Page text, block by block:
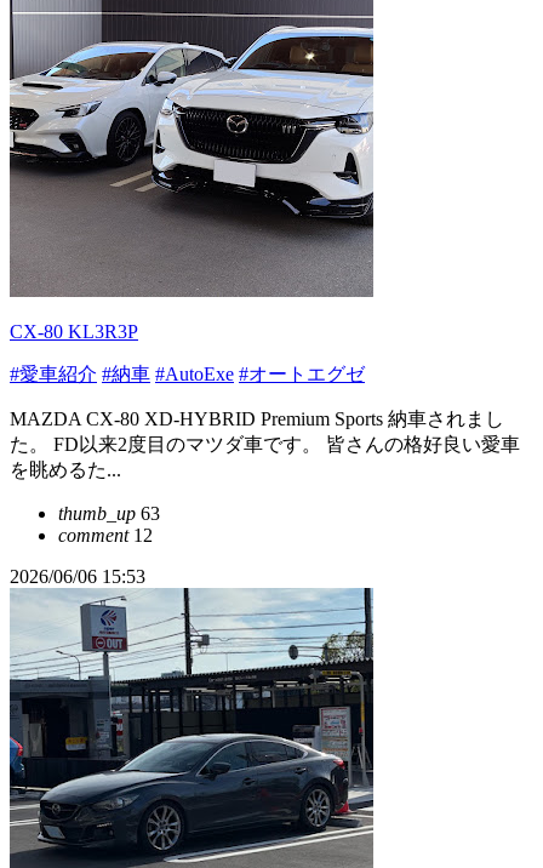
CX-80 KL3R3P
#愛車紹介 #納車 #AutoExe #オートエグゼ
MAZDA CX-80 XD-HYBRID Premium Sports 納車されまし
た。 FD以来2度目のマツダ車です。 皆さんの格好良い愛車
を眺めるた...
thumb_up 63
comment12
2026/06/06 15:53